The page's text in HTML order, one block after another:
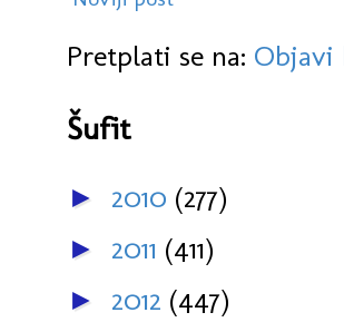
Pretplati se na: Objavi
Šufit
► 2010 (277)
► 2011 (411)
► 2012 (447)